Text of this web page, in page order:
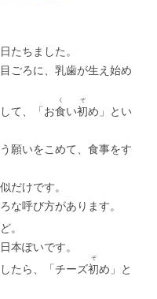
たちました。
ごろに、乳歯が生え始め
て、「お食
く
い初
ぞ
め」とい
願いをこめて、食事をす
だけです。
な呼び方があります。
。
本ぽいです。
たら、「チーズ初
ぞ
め」と